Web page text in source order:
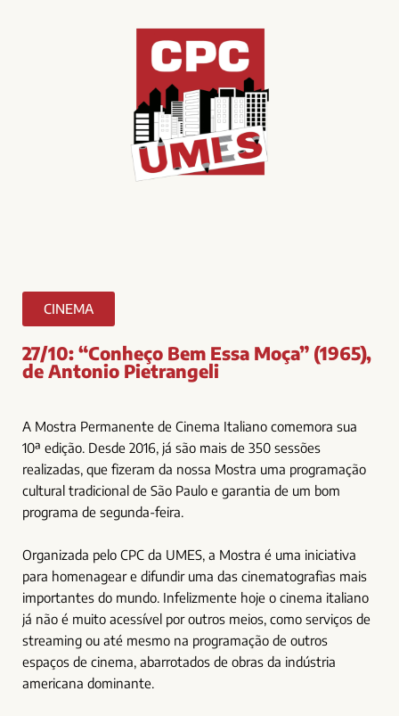
CINEMA
27/10: “Conheço Bem Essa Moça” (1965),
de Antonio Pietrangeli
A Mostra Permanente de Cinema Italiano comemora sua
10ª edição. Desde 2016, já são mais de 350 sessões
realizadas, que fizeram da nossa Mostra uma programação
cultural tradicional de São Paulo e garantia de um bom
programa de segunda-feira.
Organizada pelo CPC da UMES, a Mostra é uma iniciativa
para homenagear e difundir uma das cinematografias mais
importantes do mundo. Infelizmente hoje o cinema italiano
já não é muito acessível por outros meios, como serviços de
streaming ou até mesmo na programação de outros
espaços de cinema, abarrotados de obras da indústria
americana dominante.